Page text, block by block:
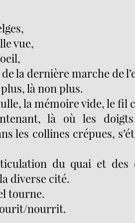
vue,
la dernière marche de
là non plus.
la mémoire vide, le fil
là où les
les collines crépues,
du quai et
diverse cité.
tourne.
nourrit.